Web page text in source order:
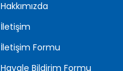
Hakkımızda
İletişim
İletişim Formu
Havale Bildirim Formu